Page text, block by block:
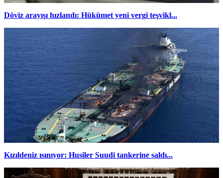
Döviz arayışı hızlandı: Hükümet yeni vergi teşvikl...
Kızıldeniz ısınıyor: Husiler Suudi tankerine saldı...